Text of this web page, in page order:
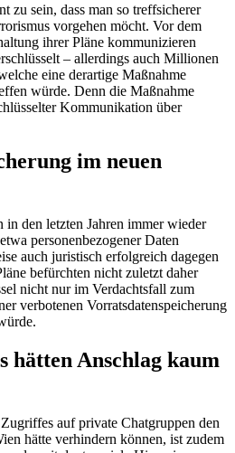
zu sein, dass man so treffsicherer
vorgehen möcht. Vor dem
ihrer Pläne kommunizieren
– allerdings auch Millionen
eine derartige Maßnahme
würde. Denn die Maßnahme
Kommunikation über
im neuen
in den letzten Jahren immer wieder
personenbezogener Daten
auch juristisch erfolgreich dagegen
befürchten nicht zuletzt daher
nicht nur im Verdachtsfall zum
verbotenen Vorratsdatenspeicherung
hätten Anschlag kaum
auf private Chatgruppen den
hätte verhindern können, ist zudem